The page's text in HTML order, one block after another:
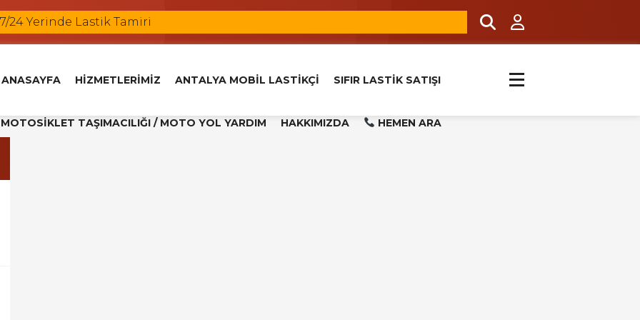
Değişimi
Tamiri
24 Yerinde Lastik Tamiri
ANASAYFA HİZMETLERİMİZ ANTALYA MOBİL LASTİKÇİ SIFIR LASTİK SATIŞI
MOTOSİKLET TAŞIMACILIĞI / MOTO YOL YARDIM HAKKIMIZDA HEMEN ARA